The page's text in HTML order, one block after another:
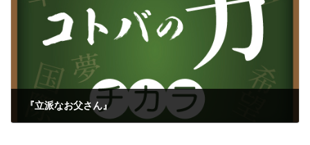
『立派なお父さん』